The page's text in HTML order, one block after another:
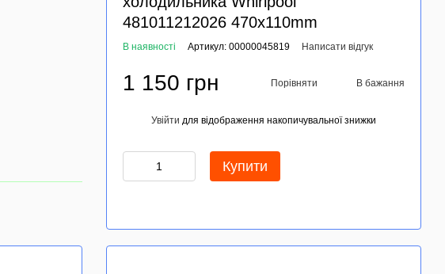
481011212026 470x110mm
В наявності Артикул: 00000045819 Написати відгук
1 150 грн Порівняти В бажання
Увійти для відображення накопичувальної знижки
Купити